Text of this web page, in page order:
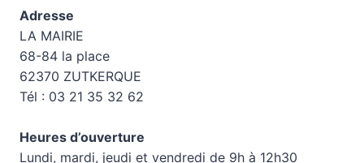
Adresse
LA MAIRIE
68-84 la place
62370 ZUTKERQUE
Tél : 03 21 35 32 62
Heures d’ouverture
Lundi, mardi, jeudi et vendredi de 9h à 12h30